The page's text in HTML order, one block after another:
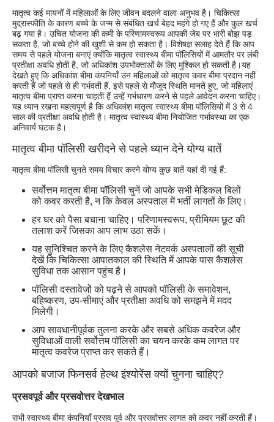
मातृत्व कई मायनों में महिलाओं के लिए जीवन बदलने वाला अनुभव है। चिकित्सा
मुद्रास्फीति के कारण बच्चे के जन्म से संबंधित खर्च बेहद महंगे हो गए हैं और कुल खर्च
बढ़ गया है। उचित योजना की कमी के परिणामस्वरूप आपकी जेब पर भारी बोझ पड़
सकता है, जो बच्चे होने की खुशी से कम हो सकता है। विशेषज्ञ सलाह देते हैं कि आप
समय से पहले योजना बनाएं क्योंकि मातृत्व स्वास्थ्य बीमा पॉलिसियों में आमतौर पर लंबी
प्रतीक्षा अवधि होती है, जो अधिकांश उपभोक्ताओं के लिए मुश्किल हो सकती है।यह
देखते हुए कि अधिकांश बीमा कंपनियाँ उन महिलाओं को मातृत्व कवर बीमा प्रदान नहीं
करती हैं जो पहले से ही गर्भवती हैं, इसे पहले से मौजूद स्थिति मानते हुए, जो महिलाएं
मातृत्व बीमा प्राप्त करना चाहती हैं उन्हें गर्भधारण करने से पहले आवेदन करना चाहिए।
यह ध्यान रखना महत्वपूर्ण है कि अधिकांश मातृत्व स्वास्थ्य बीमा पॉलिसियों में 3 से 4
साल की प्रतीक्षा अवधि होती है। मातृत्व स्वास्थ्य बीमा नियोजित गर्भावस्था का एक
अनिवार्य घटक है।
मातृत्व बीमा पॉलिसी खरीदने से पहले ध्यान देने योग्य बातें
मातृत्व बीमा पॉलिसी चुनते समय विचार करने योग्य कुछ बातें यहां दी गई हैं:
सर्वोत्तम मातृत्व बीमा पॉलिसी चुनें जो आपके सभी मेडिकल बिलों
को कवर करती है, न कि केवल अस्पताल में भर्ती लागतों के लिए।
हर घर को पैसा बचाना चाहिए। परिणामस्वरूप, प्रीमियम छूट की
तलाश करें जिसका आप लाभ उठा सकें।
यह सुनिश्चित करने के लिए कैशलेस नेटवर्क अस्पतालों की सूची
देखें कि चिकित्सा आपातकाल की स्थिति में आपके पास कैशलेस
सुविधा तक आसान पहुंच है।
पॉलिसी दस्तावेजों को पढ़ने से आपको पॉलिसी के समावेशन,
बहिष्करण, उप-सीमाएं और प्रतीक्षा अवधि को समझने में मदद
मिलेगी।
आप सावधानीपूर्वक तुलना करके और सबसे अधिक कवरेज और
सुविधाओं वाली सर्वोत्तम पॉलिसी का चयन करके कम लागत पर
मातृत्व कवरेज प्राप्त कर सकते हैं।
आपको बजाज फिनसर्व हेल्थ इंश्योरेंस क्यों चुनना चाहिए?
प्रसवपूर्व और प्रसवोत्तर देखभाल
सभी स्वास्थ्य बीमा कंपनियाँ प्रसव पूर्व और प्रसवोत्तर लागत को कवर नहीं करती हैं।